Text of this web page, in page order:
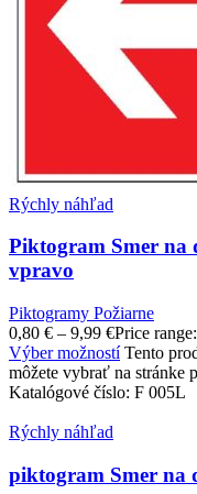
Rýchly náhľad
Piktogram Smer na
vpravo
Piktogramy Požiarne
0,80 € – 9,99 €Price
Výber možností Tento
môžete vybrať na stránke
Katalógové číslo: F 005L
Rýchly náhľad
piktogram Smer na